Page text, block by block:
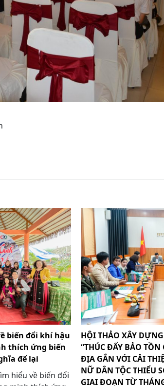
biến đổi khí hậu
thích ứng biến
để lại
hiểu về biến đổi
HỘI THẢO XÂY
“THÚC ĐẨY BẢO
ĐỊA GẮN VỚI CẢI
NỮ DÂN TỘC THIỂU
GIAI ĐOẠN TỪ